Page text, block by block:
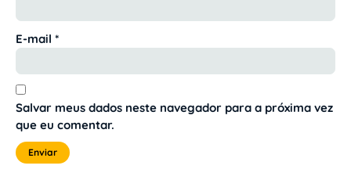
E-mail *
Salvar meus dados neste navegador para a próxima vez
que eu comentar.